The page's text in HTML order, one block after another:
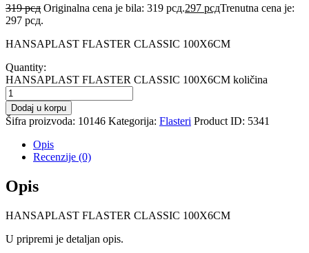
319рсд Originalna cena je bila: 319 рсд.297 рсдTrenutna cena je:
297 рсд.
HANSAPLAST FLASTER CLASSIC 100X6CM
Quantity:
HANSAPLAST FLASTER CLASSIC 100X6CM količina
Dodaj u korpu
Šifra proizvoda: 10146 Kategorija: Flasteri Product ID: 5341
Opis
Recenzije (0)
Opis
HANSAPLAST FLASTER CLASSIC 100X6CM
U pripremi je detaljan opis.